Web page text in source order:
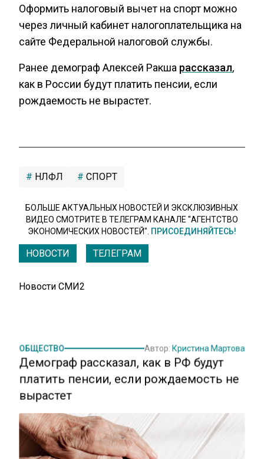
Оформить налоговый вычет на спорт можно
через личный кабинет налогоплательщика на
сайте Федеральной налоговой службы.
Ранее демограф Алексей Ракша рассказал,
как в России будут платить пенсии, если
рождаемость не вырастет.
НЛФЛ СПОРТ
БОЛЬШЕ АКТУАЛЬНЫХ НОВОСТЕЙ И ЭКСКЛЮЗИВНЫХ
ВИДЕО СМОТРИТЕ В ТЕЛЕГРАМ КАНАЛЕ "АГЕНТСТВО
ЭКОНОМИЧЕСКИХ НОВОСТЕЙ". ПРИСОЕДИНЯЙТЕСЬ!
НОВОСТИ ТЕЛЕГРАМ
Новости СМИ2
ОБЩЕСТВО Автор: Кристина Мартова
Демограф рассказал, как в РФ будут
платить пенсии, если рождаемость не
вырастет